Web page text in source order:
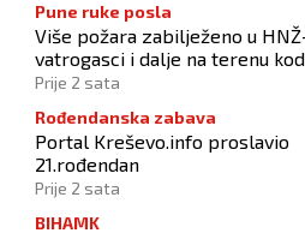
Pune ruke posla
Više požara zabilježeno u
vatrogasci i dalje na terenu
Prije 2 sata
Rođendanska zabava
Portal Kreševo.info proslavio
21.rođendan
Prije 2 sata
BIHAMK